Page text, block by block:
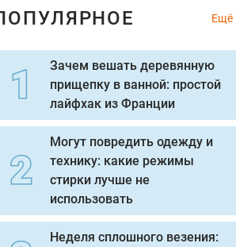
Ещё
Зачем вешать деревянную
прищепку в ванной: простой
лайфхак из Франции
Могут повредить одежду и
технику: какие режимы
стирки лучше не
использовать
Неделя сплошного везения: